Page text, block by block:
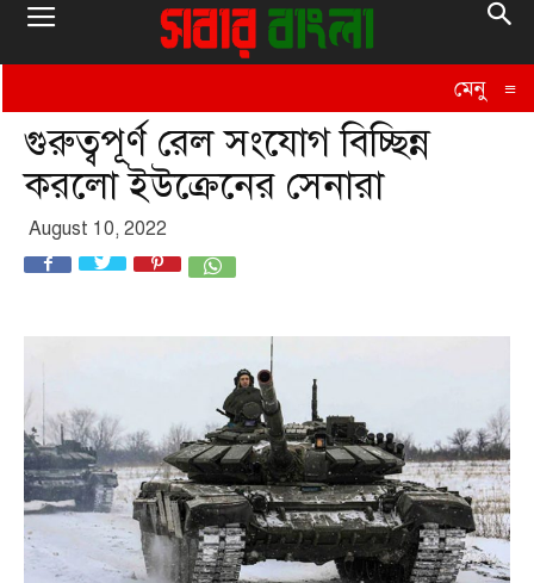
মেনু ≡
গুরুত্বপূর্ণ রেল সংযোগ বিচ্ছিন্ন
করলো ইউক্রেনের সেনারা
August 10, 2022